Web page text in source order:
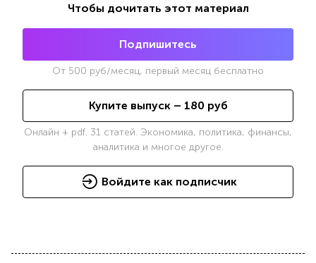
Чтобы дочитать этот материал
Подпишитесь
От 500 руб/месяц, первый месяц бесплатно
Купите выпуск – 180 руб
Онлайн + pdf. 31 статей. Экономика, политика, финансы,
аналитика и многое другое.
Войдите как подписчик